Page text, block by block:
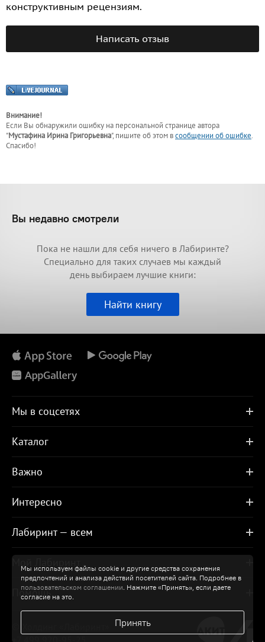
конструктивным рецензиям.
Написать отзыв
Внимание!
Если Вы обнаружили ошибку на персональной странице автора
"Мустафина Ирина Григорьевна", пишите об этом всообщении об ошибке.
Спасибо!
Мы используем файлы cookie и другие средства сохранения
предпочтений и анализа действий посетителей сайта. Подробнее в
пользовательском соглашении. Нажмите «Принять», если даете
согласие на это.
Принять
Вы недавно смотрели
Пока не нашли для себя ничего в Лабиринте?
Специально для таких случаев мы каждый
день выбираем лучшие книги:
Найти книгу
Мы в соцсетях
Каталог
Важно
Интересно
Лабиринт — всем
Помощь